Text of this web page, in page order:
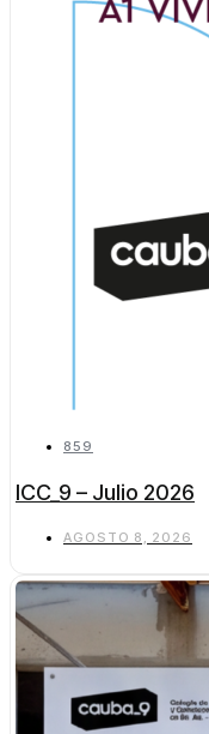
859
ICC_9 – Julio 2026
AGOSTO 8, 2026